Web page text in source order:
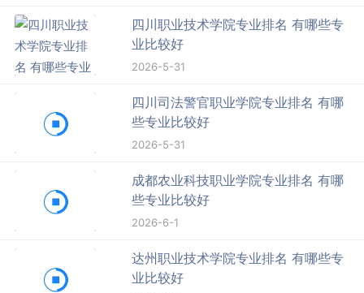
四川职业技术学院专业排名 有哪些专
业比较好
2026-5-31
四川司法警官职业学院专业排名 有哪
些专业比较好
2026-5-31
成都农业科技职业学院专业排名 有哪
些专业比较好
2026-6-1
达州职业技术学院专业排名 有哪些专
业比较好